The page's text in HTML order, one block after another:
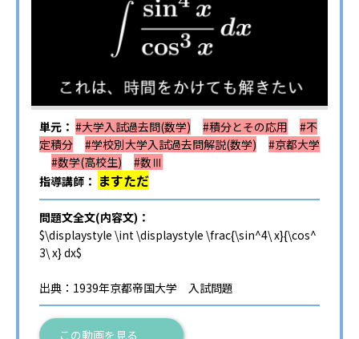
単元： #大学入試過去問(数学) #積分とその応用
#不
定積分
#学校別大学入試過去問解説(数学)
#京都大学
#数学(高校生)
#数Ⅲ
指導講師： ますただ
問題文全文(内容文)：
$\displaystyle \int \displaystyle \frac{\sin^4\ x}{\cos^
3\ x} dx$
出典：1939年京都帝国大学 入試問題
この動画を見る